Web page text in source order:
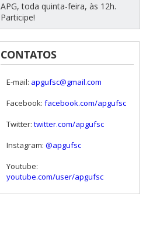
APG, toda quinta-feira, às 12h.
Participe!
CONTATOS
E-mail: apgufsc@gmail.com
Facebook: facebook.com/apgufsc
Twitter: twitter.com/apgufsc
Instagram: @apgufsc
Youtube:
youtube.com/user/apgufsc